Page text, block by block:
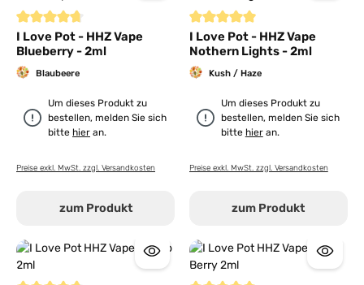
Durchschnittliche Bewertung von 4.7 von 5 Sternen
I Love Pot - HHZ Vape
Blueberry - 2ml
Blaubeere
Um dieses Produkt zu
bestellen, melden Sie sich
bitte hier an.
Preise exkl. MwSt. zzgl. Versandkosten
zum Produkt
Durchschnittliche Bewertung
I Love Pot - HHZ Vape
Nothern Lights - 2ml
Kush / Haze
Um dieses Produkt zu
bestellen, melden Sie sich
bitte hieran.
Preise exkl. MwSt. zzgl. Versandkosten
zum Produkt